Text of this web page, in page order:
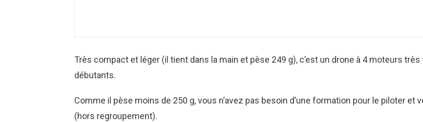
Très compact et léger (il tient dans la main et pèse 249 g), c’est un drone à 4 moteurs
débutants.
Comme il pèse moins de 250 g, vous n’avez pas besoin d’une formation pour le piloter
(hors regroupement).